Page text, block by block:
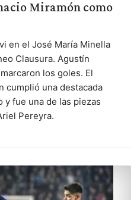
Miramón como
en el José María Minella
Clausura. Agustín
los goles. El
cumplió una destacada
y fue una de las piezas
Pereyra.